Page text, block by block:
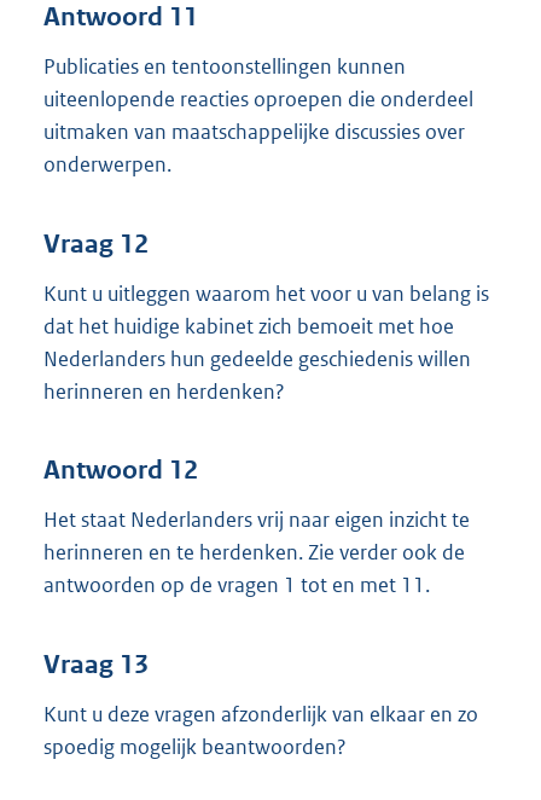
Antwoord 11
Publicaties en tentoonstellingen kunnen
uiteenlopende reacties oproepen die onderdeel
uitmaken van maatschappelijke discussies over
onderwerpen.
Vraag 12
Kunt u uitleggen waarom het voor u van belang is
dat het huidige kabinet zich bemoeit met hoe
Nederlanders hun gedeelde geschiedenis willen
herinneren en herdenken?
Antwoord 12
Het staat Nederlanders vrij naar eigen inzicht te
herinneren en te herdenken. Zie verder ook de
antwoorden op de vragen 1 tot en met 11.
Vraag 13
Kunt u deze vragen afzonderlijk van elkaar en zo
spoedig mogelijk beantwoorden?